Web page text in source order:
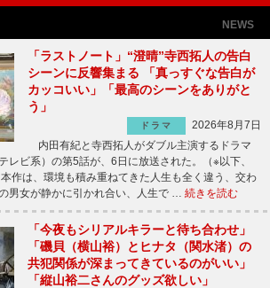
NEWS
「ラストノート」“澄晴”寺西拓人の告白
シーンに反響集まる 「真っすぐな告白が
カッコいい」「最高のシーンをありがと
う」
ドラマ
2026年8月7日
内田有紀と寺西拓人がダブル主演するドラマ
レビ系）の第5話が、6日に放送された。（※以下、
作は、環境も積み重ねてきた人生も全く違う、交わ
男女が静かに引かれ合い、人生で … 続きを読む
「今夜もシリアルキラーと待ち合わせ」
「磯貝（横山裕）とヒナタ（関水渚）の
共犯関係が深まってきているのがいい」
「縦山裕二さんのグッズ欲しい」